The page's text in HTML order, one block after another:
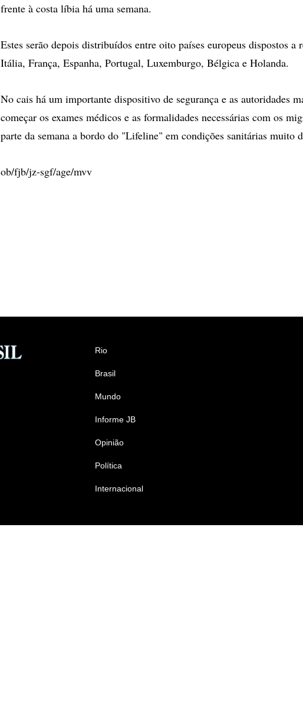
frente à costa líbia há uma semana.
Estes serão depois distribuídos entre oito países europeus dispostos a
Itália, França, Espanha, Portugal, Luxemburgo, Bélgica e Holanda.
No cais há um importante dispositivo de segurança e as autoridades
começar os exames médicos e as formalidades necessárias com os
parte da semana a bordo do "Lifeline" em condições sanitárias muito
ob/fjb/jz-sgf/age/mvv
Rio
Brasil
Mundo
Informe JB
Opinião
Política
Internacional